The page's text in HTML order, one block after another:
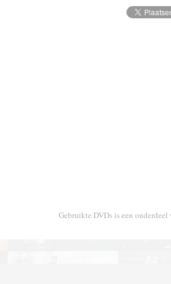
Gebruikte DVDs is een onderdeel